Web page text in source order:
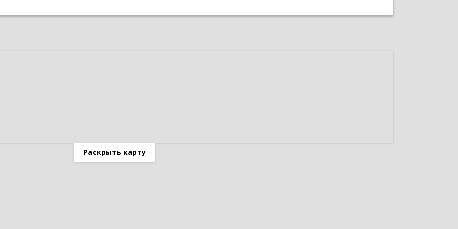
Раскрыть карту